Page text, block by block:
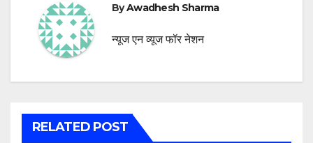
ByAwadhesh Sharma
न्यूज एन व्यूज फॉर नेशन
RELATED POST